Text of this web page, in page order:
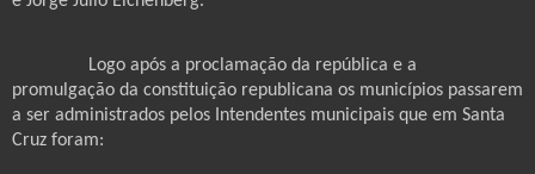
Logo após a proclamação da república e a
promulgação da constituição republicana os municípios passarem
a ser administrados pelos Intendentes municipais que em Santa
Cruz foram: